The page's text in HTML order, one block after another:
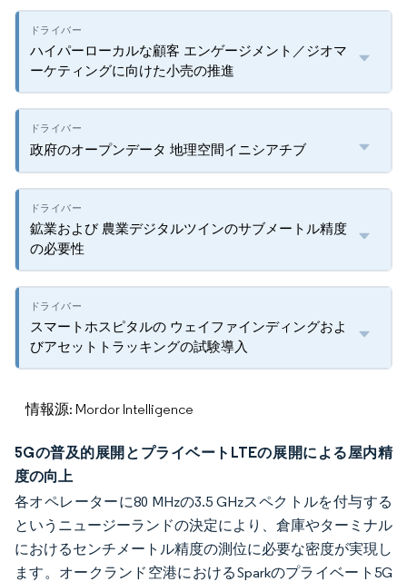
ハイパーローカルな顧客 エンゲージメント／ジオマ
ーケティングに向けた小売の推進
政府のオープンデータ 地理空間イニシアチブ
鉱業および 農業デジタルツインのサブメートル精度
の必要性
スマートホスピタルの ウェイファインディングおよ
びアセットトラッキングの試験導入
情報源: Mordor Intelligence
5Gの普及的展開とプライベートLTEの展開による屋内精
度の向上
各オペレーターに80 MHzの3.5 GHzスペクトルを付与する
というニュージーランドの決定により、倉庫やターミナル
におけるセンチメートル精度の測位に必要な密度が実現し
ます。オークランド空港におけるSparkのプライベート5G